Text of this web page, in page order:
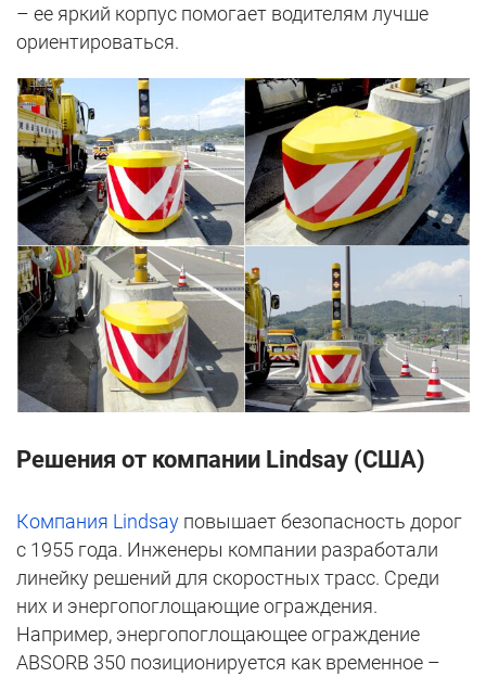
– ее яркий корпус помогает водителям лучше
ориентироваться.
Решения от компании Lindsay (США)
Компания Lindsay повышает безопасность дорог
с 1955 года. Инженеры компании разработали
линейку решений для скоростных трасс. Среди
них и энергопоглощающие ограждения.
Например, энергопоглощающее ограждение
ABSORB 350 позиционируется как временное –